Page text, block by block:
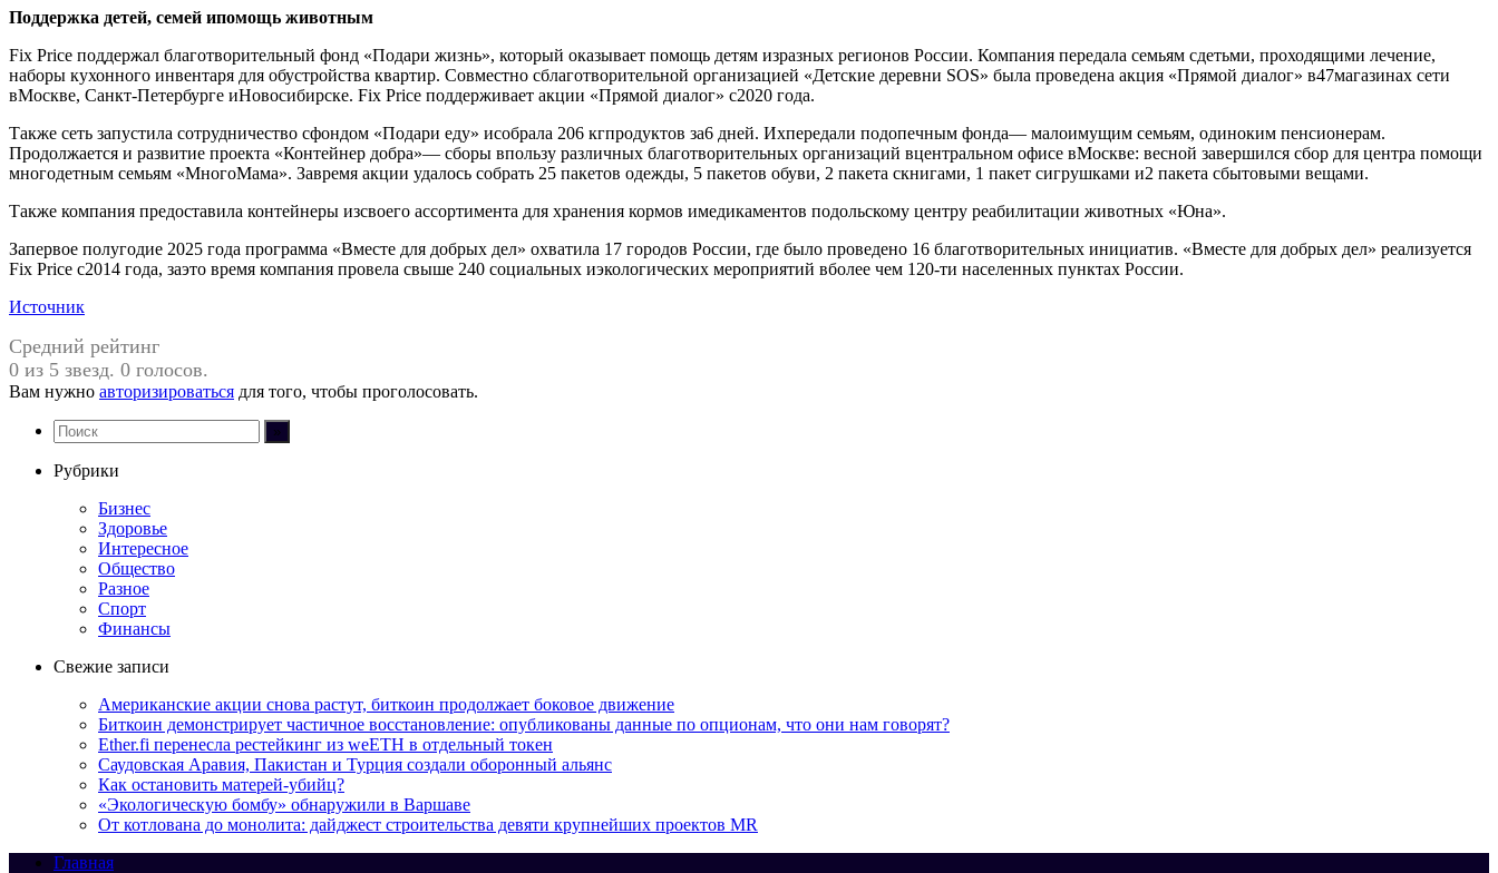
Поддержка детей, семей ипомощь животным
Fix Price поддержал благотворительный фонд «Подари жизнь», который оказывает помощь детям изразных регионов России. Компания передала семьям сдетьми, проходящими лечение,
наборы кухонного инвентаря для обустройства квартир. Совместно сблаготворительной организацией «Детские деревни SOS» была проведена акция «Прямой диалог» в47магазинах сети
вМоскве, Санкт-Петербурге иНовосибирске. Fix Price поддерживает акции «Прямой диалог» с2020 года.
Также сеть запустила сотрудничество сфондом «Подари еду» исобрала 206 кгпродуктов за6 дней. Ихпередали подопечным фонда— малоимущим семьям, одиноким пенсионерам.
Продолжается и развитие проекта «Контейнер добра»— сборы впользу различных благотворительных организаций вцентральном офисе вМоскве: весной завершился сбор для центра помощи
многодетным семьям «МногоМама». Завремя акции удалось собрать 25 пакетов одежды, 5 пакетов обуви, 2 пакета скнигами, 1 пакет сигрушками и2 пакета сбытовыми вещами.
Также компания предоставила контейнеры изсвоего ассортимента для хранения кормов имедикаментов подольскому центру реабилитации животных «Юна».
Запервое полугодие 2025 года программа «Вместе для добрых дел» охватила 17 городов России, где было проведено 16 благотворительных инициатив. «Вместе для добрых дел» реализуется
Fix Price с2014 года, заэто время компания провела свыше 240 социальных иэкологических мероприятий вболее чем 120-ти населенных пунктах России.
Источник
Средний рейтинг
0 из 5 звезд. 0 голосов.
Вам нужно авторизироваться для того, чтобы проголосовать.
Рубрики
Бизнес
Здоровье
Интересное
Общество
Разное
Спорт
Финансы
Свежие записи
Американские акции снова растут, биткоин продолжает боковое движение
Биткоин демонстрирует частичное восстановление: опубликованы данные по опционам, что они нам говорят?
Ether.fi перенесла рестейкинг из weETH в отдельный токен
Саудовская Аравия, Пакистан и Турция создали оборонный альянс
Как остановить матерей-убийц?
«Экологическую бомбу» обнаружили в Варшаве
От котлована до монолита: дайджест строительства девяти крупнейших проектов MR
Главная